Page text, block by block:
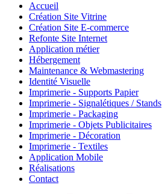
Accueil
Création Site Vitrine
Création Site E-commerce
Refonte Site Internet
Application métier
Hébergement
Maintenance & Webmastering
Identité Visuelle
Imprimerie - Supports Papier
Imprimerie - Signalétiques / Stands
Imprimerie - Packaging
Imprimerie - Objets Publicitaires
Imprimerie - Décoration
Imprimerie - Textiles
Application Mobile
Réalisations
Contact